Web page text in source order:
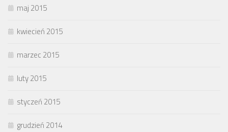
maj 2015
kwiecień 2015
marzec 2015
luty 2015
styczeń 2015
grudzień 2014